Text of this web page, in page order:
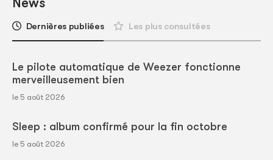
Dernières publiées Les plus consultées
Le pilote automatique de Weezer fonctionne
merveilleusement bien
le 5 août 2026
Sleep : album confirmé pour la fin octobre
le 5 août 2026